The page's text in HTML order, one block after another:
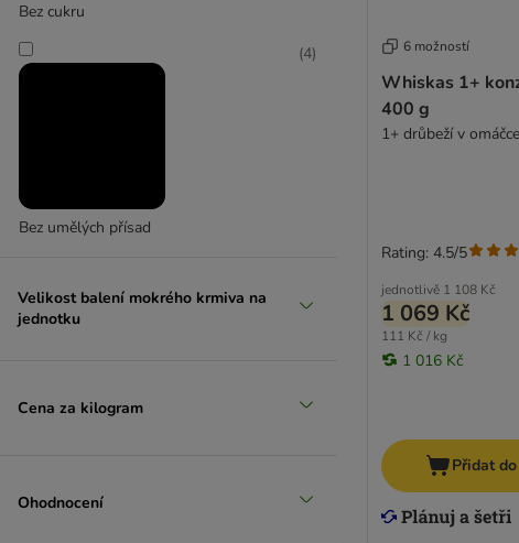
Bez cukru
Bez umělých přísad
(4)
Velikost balení mokrého krmiva na
jednotku
Cena za kilogram
Ohodnocení
6 možností
Whiskas 1+
400 g
1+ drůbeží v omáčce
jednotlivě 1 108 Kč
1 069 Kč
111 Kč / kg
1 016 Kč
Rating: 4.5/5
Přidat